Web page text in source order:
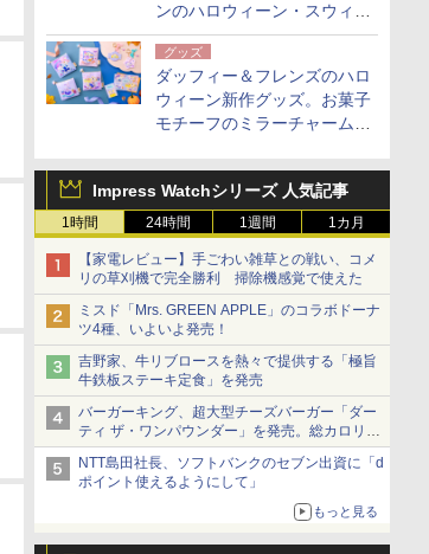
ンのハロウィーン・スウィー
トサプライズ」限定グッズ公
開グッズ
ダッフィー＆フレンズのハロ
ウィーン新作グッズ。お菓子
モチーフのミラーチャーム/
Impress Watchシリーズ 人気記事
1時間 24時間 1週間 1カ月
【家電レビュー】手ごわい雑草との戦い、コメ
リの草刈機で完全勝利 掃除機感覚で使えた
ミスド「Mrs. GREEN APPLE」のコラボドーナ
ツ4種、いよいよ発売！
吉野家、牛リブロースを熱々で提供する「極旨
牛鉄板ステーキ定食」を発売
バーガーキング、超大型チーズバーガー「ダー
ティ ザ・ワンパウンダー」を発売。総カロリー
約1656kcal、総重量約527g！
NTT島田社長、ソフトバンクのセブン出資に「d
ポイント使えるようにして」
もっと見る